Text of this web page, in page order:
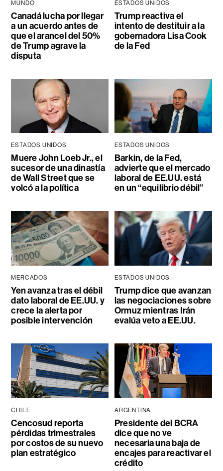
MUNDO
Canadá lucha por llegar
a un acuerdo antes de
que el arancel del 50%
de Trump agrave la
disputa
ESTADOS UNIDOS
Trump reactiva el
intento de destituir a la
gobernadora Lisa Cook
de la Fed
ESTADOS UNIDOS
Muere John Loeb Jr., el
sucesor de una dinastía
de Wall Street que se
volcó a la política
ESTADOS UNIDOS
Barkin, de la Fed,
advierte que el mercado
laboral de EE.UU. está
en un “equilibrio débil”
MERCADOS
Yen avanza tras el débil
dato laboral de EE.UU. y
crece la alerta por
posible intervención
ESTADOS UNIDOS
Trump dice que avanzan
las negociaciones sobre
Ormuz mientras Irán
evalúa veto a EE.UU.
CHILE
Cencosud reporta
pérdidas trimestrales
por costos de su nuevo
plan estratégico
ARGENTINA
Presidente del BCRA
dice que no ve
necesaria una baja de
encajes para reactivar el
crédito